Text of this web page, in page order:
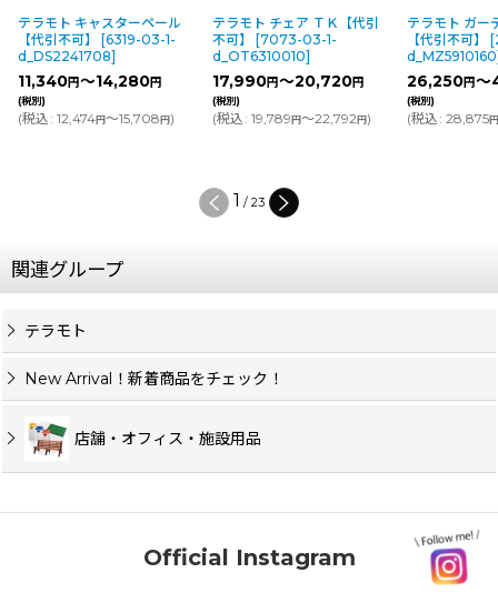
テラモト キャスターペール
【代引不可】
[6319-03-1-
d_DS2241708]
11,340円～14,280円
(税別)
(税込: 12,474円～15,708円)
テラモト チェア ＴＫ【代引
不可】
[7073-03-1-
d_OT6310010]
17,990円～20,720円
(税別)
(税込: 19,789円～22,792円)
テラモト ガー
【代引不可】
[
d_MZ5910160
26,250円～
(税別)
(税込: 28,875
1 / 23
関連グループ
テラモト
New Arrival！新着商品をチェック！
店舗・オフィス・施設用品
Official Instagram